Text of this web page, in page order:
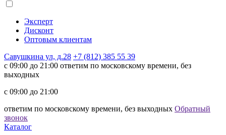
Эксперт
Дисконт
Оптовым клиентам
Савушкина ул, д.28 +7 (812) 385 55 39
c 09:00 до 21:00 ответим по московскому времени, без
выходных
c 09:00 до 21:00
ответим по московскому времени, без выходных Обратный
звонок
Каталог